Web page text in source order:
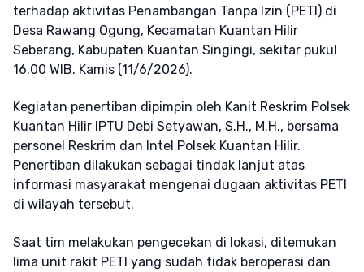
terhadap aktivitas Penambangan Tanpa Izin (PETI) di
Desa Rawang Ogung, Kecamatan Kuantan Hilir
Seberang, Kabupaten Kuantan Singingi, sekitar pukul
16.00 WIB. Kamis (11/6/2026).
Kegiatan penertiban dipimpin oleh Kanit Reskrim Polsek
Kuantan Hilir IPTU Debi Setyawan, S.H., M.H., bersama
personel Reskrim dan Intel Polsek Kuantan Hilir.
Penertiban dilakukan sebagai tindak lanjut atas
informasi masyarakat mengenai dugaan aktivitas PETI
di wilayah tersebut.
Saat tim melakukan pengecekan di lokasi, ditemukan
lima unit rakit PETI yang sudah tidak beroperasi dan